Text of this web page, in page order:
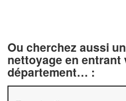
Ou cherchez aussi
nettoyage en entrant
département… :